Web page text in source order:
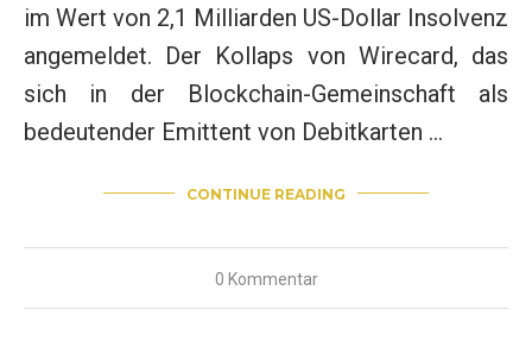
im Wert von 2,1 Milliarden US-Dollar Insolvenz
angemeldet. Der Kollaps von Wirecard, das
sich in der Blockchain-Gemeinschaft als
bedeutender Emittent von Debitkarten …
CONTINUE READING
0 Kommentar